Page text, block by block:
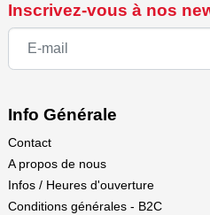
Inscrivez-vous à nos
Info Générale
Contact
A propos de nous
Infos / Heures d'ouverture
Conditions générales - B2C